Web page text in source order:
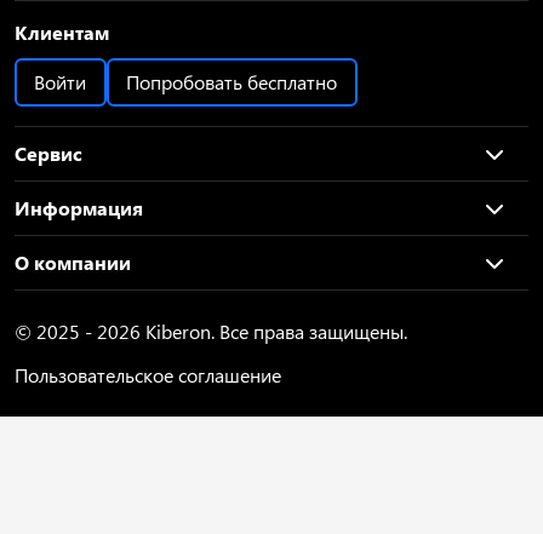
Клиентам
Войти
Попробовать бесплатно
Сервис
Информация
О компании
© 2025 - 2026 Kiberon. Все права защищены.
Пользовательское соглашение